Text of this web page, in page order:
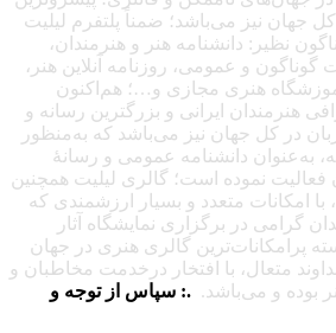
کل جهان نیز می‌باشد؛ ضمناً پلتفرم لیلیت
نظیر: دانشنامه هنر و هنرمندان،
گوناگون و عمومی، روزنامه آنلاین هنر،
هنری مجازی و…؛ هم‌اکنون
هنرمندان ایرانی و بزرگترین رسانه و
در کل جهان نیز می‌باشد که به‌منظور
به‌عنوان دانشنامه عمومی و رسانهٔ
فعالیت نموده است؛ گالری لیلیت همچنین
با امکانات متعدد و بسیار ارزشمندی که
گرامی در برگزاری نمایشگاه آثار
پرامکانات‌ترین گالری هنری در جهان
متعال، با افتخار درخدمت مخاطبان و
بوده و می‌باشد. .: سپاس از توجه و